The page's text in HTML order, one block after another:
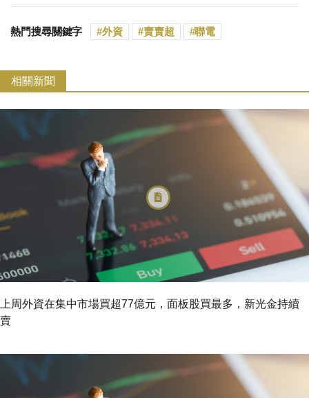
熱門搜尋關鍵字 外資 賣賣超 聯電
相關新聞
上周外資在集中市場買超77億元，面板股買最多，新光金持續
賣